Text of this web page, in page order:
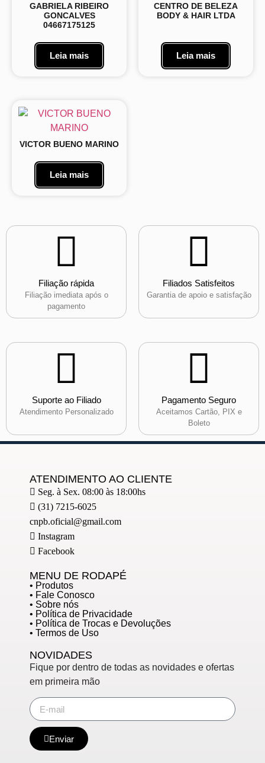
GABRIELA RIBEIRO
GONCALVES
04667175125
Leia mais
CENTRO DE BELEZA
BODY & HAIR LTDA
Leia mais
VICTOR BUENO MARINO
Leia mais
Filiação rápida
Filiação imediata após o
pagamento
Filiados Satisfeitos
Garantia de apoio e satisfação
Suporte ao Filiado
Atendimento Personalizado
Pagamento Seguro
Aceitamos Cartão, PIX e
Boleto
ATENDIMENTO AO CLIENTE
Seg. à Sex. 08:00 às 18:00hs
(31) 7215-6025
cnpb.oficial@gmail.com
Instagram
Facebook
MENU DE RODAPÉ
• Produtos
• Fale Conosco
• Sobre nós
• Política de Privacidade
• Política de Trocas e Devoluções
• Termos de Uso
NOVIDADES
Fique por dentro de todas as novidades e ofertas
em primeira mão
Enviar